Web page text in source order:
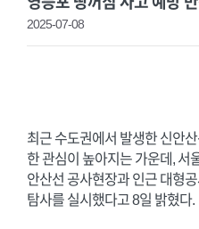
2025-07-08
최근 수도권에서 발생한 신안
한 관심이 높아지는 가운데, 서
안산선 공사현장과 인근 대형
탐사를 실시했다고 8일 밝혔다.